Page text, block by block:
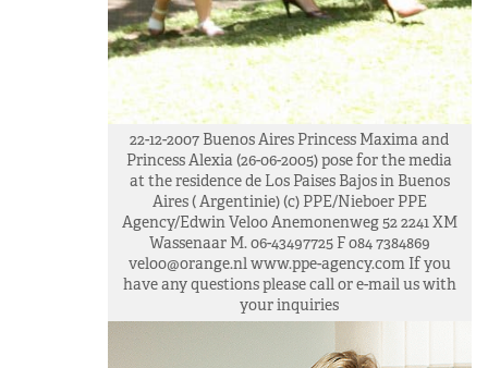
22-12-2007 Buenos Aires Princess Maxima and
Princess Alexia (26-06-2005) pose for the media
at the residence de Los Paises Bajos in Buenos
Aires ( Argentinie) (c) PPE/Nieboer PPE
Agency/Edwin Veloo Anemonenweg 52 2241 XM
Wassenaar M. 06-43497725 F 084 7384869
veloo@orange.nlwww.ppe-agency.com If you
have any questions please call or e-mail us with
your inquiries